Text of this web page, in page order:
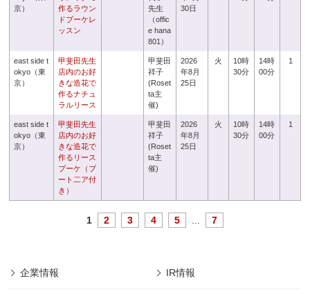
京）
作るラウン
ドブーケレ
ッスン
先生
（offic
e hana
801）
30日
east side t
okyo（東
京）
甲斐田先生
店内のお好
きな造花で
作るナチュ
ラルリース
甲斐田
祥子
(Roset
ta主
催)
2026
年8月
25日
火
10時
30分
14時
00分
1
east side t
okyo（東
京）
甲斐田先生
店内のお好
きな造花で
作るリース
ブーケ（ブ
ート二ア付
き）
甲斐田
祥子
(Roset
ta主
催)
2026
年8月
25日
火
10時
30分
14時
00分
1
1 2 3 4 5 7
企業情報 IR情報